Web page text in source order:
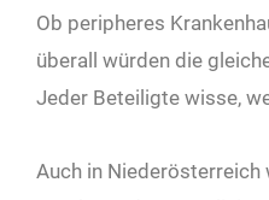
Ob peripheres
überall würden die
Jeder Beteiligte wisse,
Auch in